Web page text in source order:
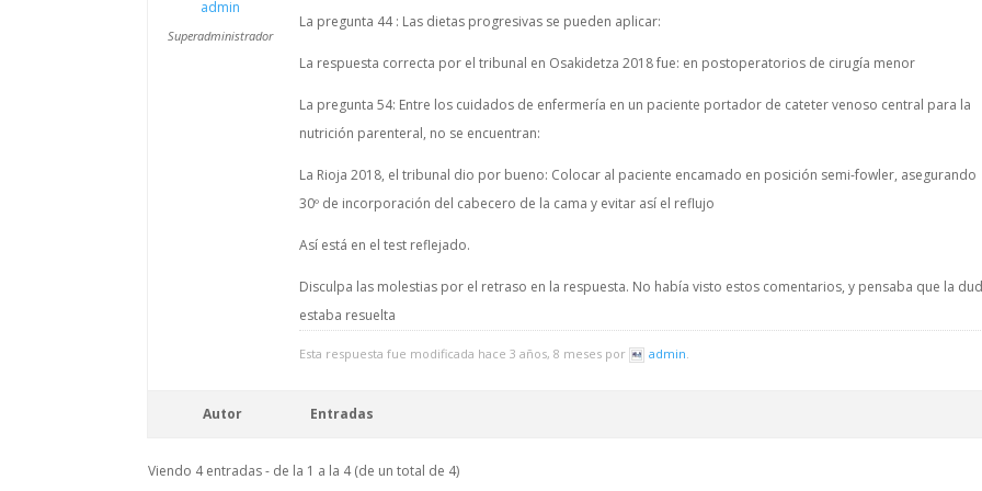
admin
Superadministrador
La pregunta 44 : Las dietas progresivas se pueden aplicar:
La respuesta correcta por el tribunal en Osakidetza 2018 fue: en postoperatorios de cirugía menor
La pregunta 54: Entre los cuidados de enfermería en un paciente portador de cateter venoso central para la
nutrición parenteral, no se encuentran:
La Rioja 2018, el tribunal dio por bueno: Colocar al paciente encamado en posición semi-fowler, asegurando
30º de incorporación del cabecero de la cama y evitar así el reflujo
Así está en el test reflejado.
Disculpa las molestias por el retraso en la respuesta. No había visto estos comentarios, y pensaba que la
estaba resuelta
Esta respuesta fue modificada hace 3 años, 8 meses por admin
Autor Entradas
Viendo 4 entradas - de la 1 a la 4 (de un total de 4)